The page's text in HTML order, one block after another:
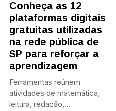
Conheça as 12
plataformas digitais
gratuitas utilizadas
na rede pública de
SP para reforçar a
aprendizagem
Ferramentas reúnem
atividades de matemática,
leitura, redação,